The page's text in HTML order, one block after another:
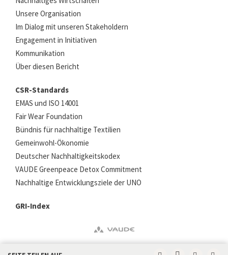
Unsere Organisation
Im Dialog mit unseren Stakeholdern
Engagement in Initiativen
Kommunikation
Über diesen Bericht
CSR-Standards
EMAS und ISO 14001
Fair Wear Foundation
Bündnis für nachhaltige Textilien
Gemeinwohl-Ökonomie
Deutscher Nachhaltigkeitskodex
VAUDE Greenpeace Detox Commitment
Nachhaltige Entwicklungsziele der UNO
GRI-Index